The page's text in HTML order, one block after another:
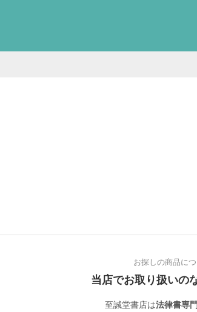
お探しの商品に
当店でお取り扱いの
至誠堂書店は法律書専